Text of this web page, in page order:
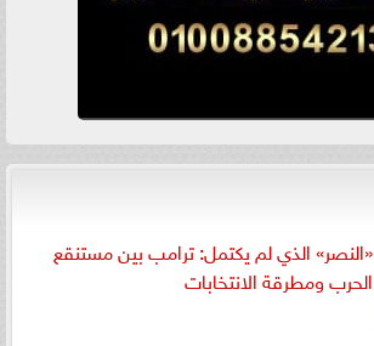
«النصر» الذي لم يكتمل: ترامب بين مستنقع
الحرب ومطرقة الانتخابات